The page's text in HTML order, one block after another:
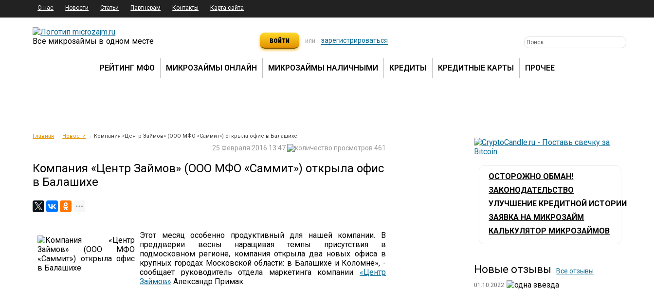
О нас Новости Статьи Партнерам Контакты Карта сайта
Все микрозаймы в одном месте войти или зарегистрироваться
РЕЙТИНГ МФО МИКРОЗАЙМЫ ОНЛАЙН МИКРОЗАЙМЫ НАЛИЧНЫМИ КРЕДИТЫ КРЕДИТНЫЕ КАРТЫ ПРОЧЕЕ
Главная → Новости → Компания «Центр Займов» (ООО МФО «Саммит») открыла офис в Балашихе
461
25 Февраля 2016 13:47
Компания «Центр Займов» (ООО МФО «Саммит») открыла офис
в Балашихе
Этот месяц особенно продуктивный для нашей компании. В
преддверии весны наращивая темпы присутствия в
подмосковном регионе, компания открыла два новых офиса в
крупных городах Московской области: в Балашихе и Коломне», -
сообщает руководитель отдела маркетинга компании «Центр
Займов» Александр Примак.
ОСТОРОЖНО ОБМАН!
ЗАКОНОДАТЕЛЬСТВО
УЛУЧШЕНИЕ КРЕДИТНОЙ ИСТОРИИ
ЗАЯВКА НА МИКРОЗАЙМ
КАЛЬКУЛЯТОР МИКРОЗАЙМОВ
Новые отзывы Все отзывы
01.10.2022